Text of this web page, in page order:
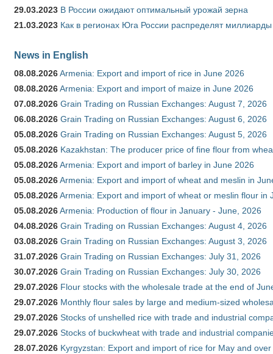
29.03.2023 В России ожидают оптимальный урожай зерна
21.03.2023 Как в регионах Юга России распределят
News in English
08.08.2026Armenia: Export and import of rice in June 2026
08.08.2026Armenia: Export and import of maize in June 2026
07.08.2026 Grain Trading on Russian Exchanges: August 7, 2026
06.08.2026 Grain Trading on Russian Exchanges: August 6, 2026
05.08.2026 Grain Trading on Russian Exchanges: August 5, 2026
05.08.2026 Kazakhstan: The producer price of fine flour from
05.08.2026Armenia: Export and import of barley in June 2026
05.08.2026Armenia: Export and import of wheat and meslin in
05.08.2026Armenia: Export and import of wheat or meslin flour in
05.08.2026Armenia: Production of flour in January - June, 2026
04.08.2026 Grain Trading on Russian Exchanges: August 4, 2026
03.08.2026 Grain Trading on Russian Exchanges: August 3, 2026
31.07.2026 Grain Trading on Russian Exchanges: July 31, 2026
30.07.2026 Grain Trading on Russian Exchanges: July 30, 2026
29.07.2026 Flour stocks with the wholesale trade at the end of
29.07.2026 Monthly flour sales by large and medium-sized
29.07.2026 Stocks of unshelled rice with trade and industrial
29.07.2026 Stocks of buckwheat with trade and industrial
28.07.2026 Kyrgyzstan: Export and import of rice for May and